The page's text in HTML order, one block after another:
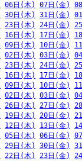
06日(木) 07日(金)
30日(木) 31日(金)
23日(木) 24日(金)
16日(木) 17日(金)
09日(木) 10日(金)
02日(木) 03日(金)
23日(木) 24日(金)
16日(木) 17日(金)
09日(木) 10日(金)
02日(木) 03日(金)
26日(木) 27日(金)
19日(木) 20日(金)
12日(木) 13日(金)
05日(木) 06日(金)
29日(木) 30日(金)
22日(木) 23日(金)